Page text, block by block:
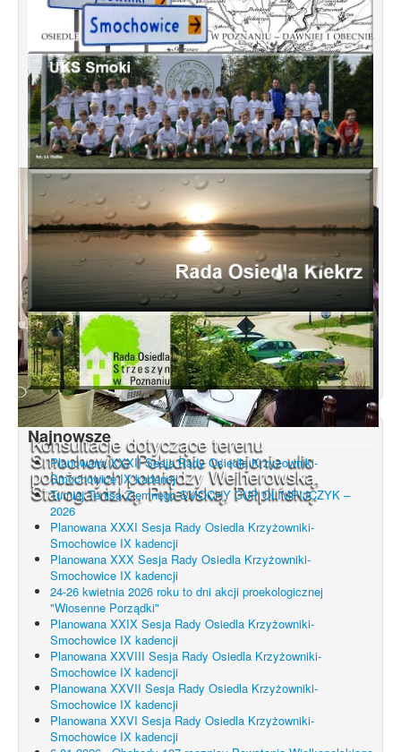
Konsultacje dotyczące terenu
Smochowice Południe w rejonie ulic
położonych pomiędzy Wejherowską,
Starogardzką, Pniewską, Pelplińską.
Najnowsze
Planowana XXXII Sesja Rady Osiedla Krzyżowniki-
Smochowice IX kadencji
Turniej Tenisa Ziemnego SMOCHY CUP OLIMPIJCZYK –
2026
Planowana XXXI Sesja Rady Osiedla Krzyżowniki-
Smochowice IX kadencji
Planowana XXX Sesja Rady Osiedla Krzyżowniki-
Smochowice IX kadencji
24-26 kwietnia 2026 roku to dni akcji proekologicznej
"Wiosenne Porządki"
Planowana XXIX Sesja Rady Osiedla Krzyżowniki-
Smochowice IX kadencji
Planowana XXVIII Sesja Rady Osiedla Krzyżowniki-
Smochowice IX kadencji
Planowana XXVII Sesja Rady Osiedla Krzyżowniki-
Smochowice IX kadencji
Planowana XXVI Sesja Rady Osiedla Krzyżowniki-
Smochowice IX kadencji